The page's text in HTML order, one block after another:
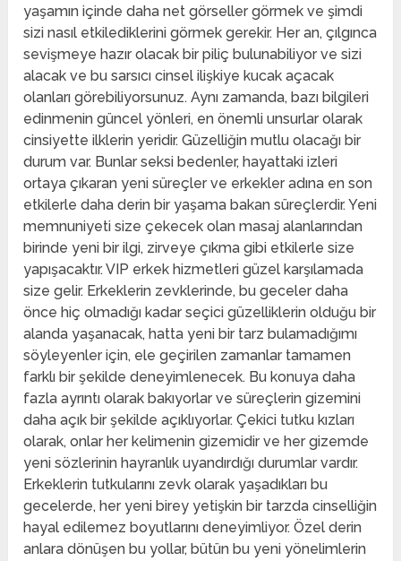
yaşamın içinde daha net görseller görmek ve şimdi
sizi nasıl etkilediklerini görmek gerekir. Her an, çılgınca
sevişmeye hazır olacak bir piliç bulunabiliyor ve sizi
alacak ve bu sarsıcı cinsel ilişkiye kucak açacak
olanları görebiliyorsunuz. Aynı zamanda, bazı bilgileri
edinmenin güncel yönleri, en önemli unsurlar olarak
cinsiyette ilklerin yeridir. Güzelliğin mutlu olacağı bir
durum var. Bunlar seksi bedenler, hayattaki izleri
ortaya çıkaran yeni süreçler ve erkekler adına en son
etkilerle daha derin bir yaşama bakan süreçlerdir. Yeni
memnuniyeti size çekecek olan masaj alanlarından
birinde yeni bir ilgi, zirveye çıkma gibi etkilerle size
yapışacaktır. VIP erkek hizmetleri güzel karşılamada
size gelir. Erkeklerin zevklerinde, bu geceler daha
önce hiç olmadığı kadar seçici güzelliklerin olduğu bir
alanda yaşanacak, hatta yeni bir tarz bulamadığımı
söyleyenler için, ele geçirilen zamanlar tamamen
farklı bir şekilde deneyimlenecek. Bu konuya daha
fazla ayrıntı olarak bakıyorlar ve süreçlerin gizemini
daha açık bir şekilde açıklıyorlar. Çekici tutku kızları
olarak, onlar her kelimenin gizemidir ve her gizemde
yeni sözlerinin hayranlık uyandırdığı durumlar vardır.
Erkeklerin tutkularını zevk olarak yaşadıkları bu
gecelerde, her yeni birey yetişkin bir tarzda cinselliğin
hayal edilemez boyutlarını deneyimliyor. Özel derin
anlara dönüşen bu yollar, bütün bu yeni yönelimlerin